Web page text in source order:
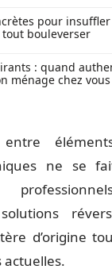
pour
bouleverser
: quand
ménage chez vous
ne se
d’origine